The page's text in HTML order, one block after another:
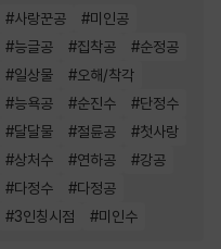
#사랑꾼공 #미인공
#능글공 #집착공 #순정공
#일상물 #오해/착각
#능욕공 #순진수 #단정수
#달달물 #절륜공 #첫사랑
#상처수 #연하공 #강공
#다정수 #다정공
#3인칭시점 #미인수